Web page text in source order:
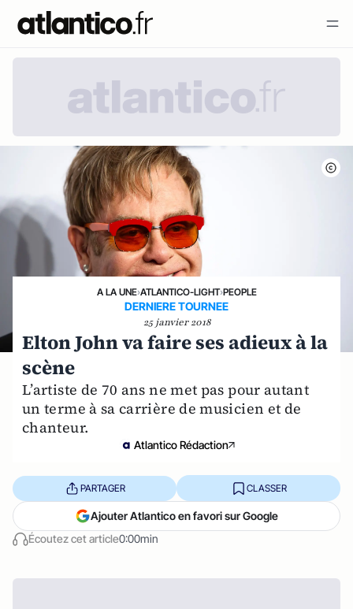
A LA UNE›ATLANTICO-LIGHT›PEOPLE
DERNIERE TOURNEE
25 janvier 2018
Elton John va faire ses adieux à la
scène
L’artiste de 70 ans ne met pas pour autant
un terme à sa carrière de musicien et de
chanteur.
Atlantico Rédaction
Écoutez cet article0:00min
PARTAGER CLASSER
Ajouter Atlantico en favori sur Google